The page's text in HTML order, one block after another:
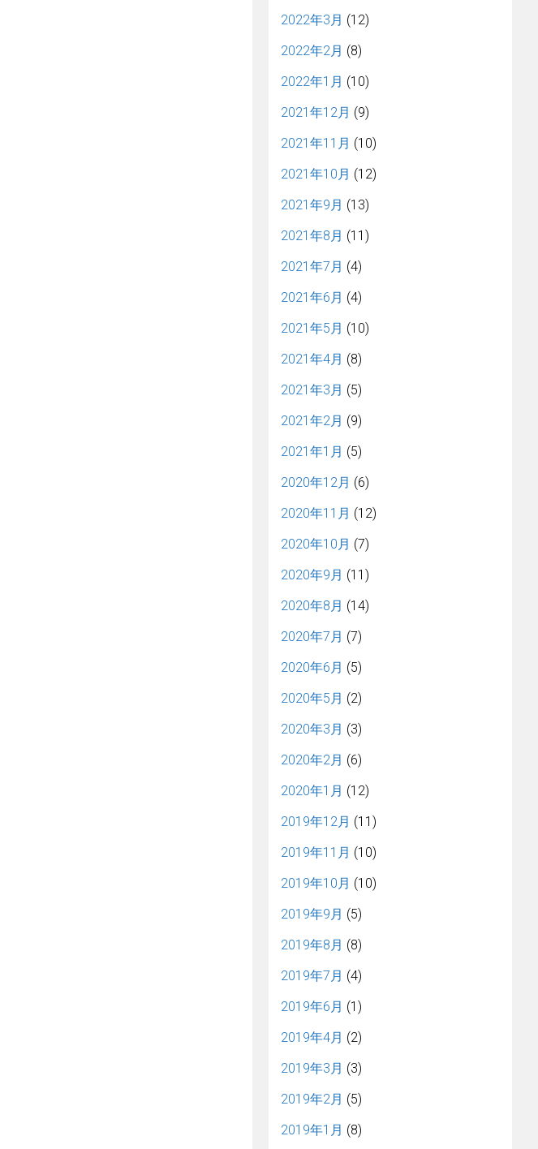
2022年3月 (12)
2022年2月 (8)
2022年1月 (10)
2021年12月 (9)
2021年11月 (10)
2021年10月 (12)
2021年9月 (13)
2021年8月 (11)
2021年7月 (4)
2021年6月 (4)
2021年5月 (10)
2021年4月 (8)
2021年3月 (5)
2021年2月 (9)
2021年1月 (5)
2020年12月 (6)
2020年11月 (12)
2020年10月 (7)
2020年9月 (11)
2020年8月 (14)
2020年7月 (7)
2020年6月 (5)
2020年5月 (2)
2020年3月 (3)
2020年2月 (6)
2020年1月 (12)
2019年12月 (11)
2019年11月 (10)
2019年10月 (10)
2019年9月 (5)
2019年8月 (8)
2019年7月 (4)
2019年6月 (1)
2019年4月 (2)
2019年3月 (3)
2019年2月 (5)
2019年1月 (8)